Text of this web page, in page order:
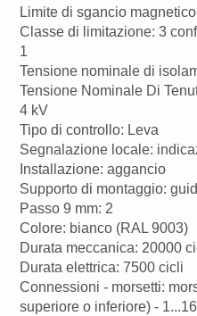
Limite di sgancio
Classe di limitazione: 3
1
Tensione nominale di
Tensione Nominale Di
4 kV
Tipo di controllo: Leva
Segnalazione locale:
Installazione: aggancio
Supporto di montaggio:
Passo 9 mm: 2
Colore: bianco (RAL 9003)
Durata meccanica: 20000
Durata elettrica: 7500 cicli
Connessioni - morsetti:
superiore o inferiore) -